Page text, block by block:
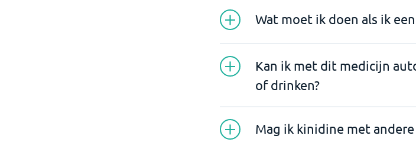
Wat moet ik doen als ik
Kan ik met dit medicijn
of drinken?
Mag ik kinidine met